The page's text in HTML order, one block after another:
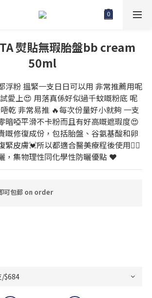
熨貼無瑕胎盤bb cream
50ml
浮粉 搵緊一支日日可以用 非常推薦用呢
愛上😍 用落真係好似過千蚊嘅粉底 呢
乾 非常易推 🔥每次份量好小就夠 一支
暗啞平滑不卡粉而且有好高嘅遮瑕度😍
嘅修復成份，包括胎盤、谷氨基酸和卵
皮膚💓所以都適合醫美療程後使用👍🏻
，集物理性同化學性防曬優點 ❤️
可包郵 on order